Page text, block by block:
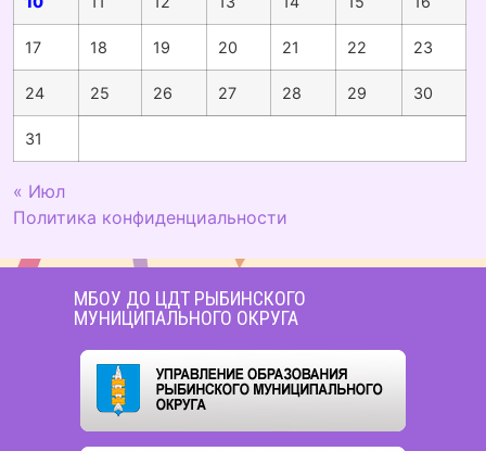
17 18 19 20 21 22 23
24 25 26 27 28 29 30
31
« Июл
Политика конфиденциальности
МБОУ ДО ЦДТ РЫБИНСКОГО
МУНИЦИПАЛЬНОГО ОКРУГА